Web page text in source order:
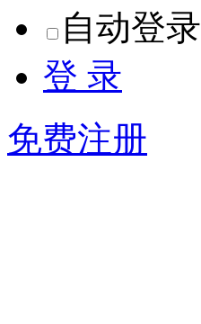
自动登录
登 录
免费注册